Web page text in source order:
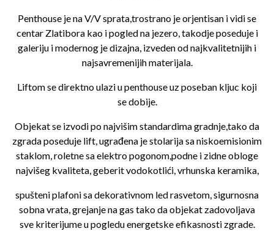
Penthouse je na V/V sprata,trostrano je orjentisan i vidi se
centar Zlatibora kao i pogled na jezero, takodje poseduje i
galeriju i modernog je dizajna, izveden od najkvalitetnijih i
najsavremenijih materijala.
Liftom se direktno ulazi u penthouse uz poseban kljuc koji
se dobije.
Objekat se izvodi po najvišim standardima gradnje,tako da
zgrada poseduje lift, ugrađena je stolarija sa niskoemisionim
staklom, roletne sa elektro pogonom,podne i zidne obloge
najvišeg kvaliteta, geberit vodokotlići, vrhunska keramika,
spušteni plafoni sa dekorativnom led rasvetom, sigurnosna
sobna vrata, grejanje na gas tako da objekat zadovoljava
sve kriterijume u pogledu energetske efikasnosti zgrade.